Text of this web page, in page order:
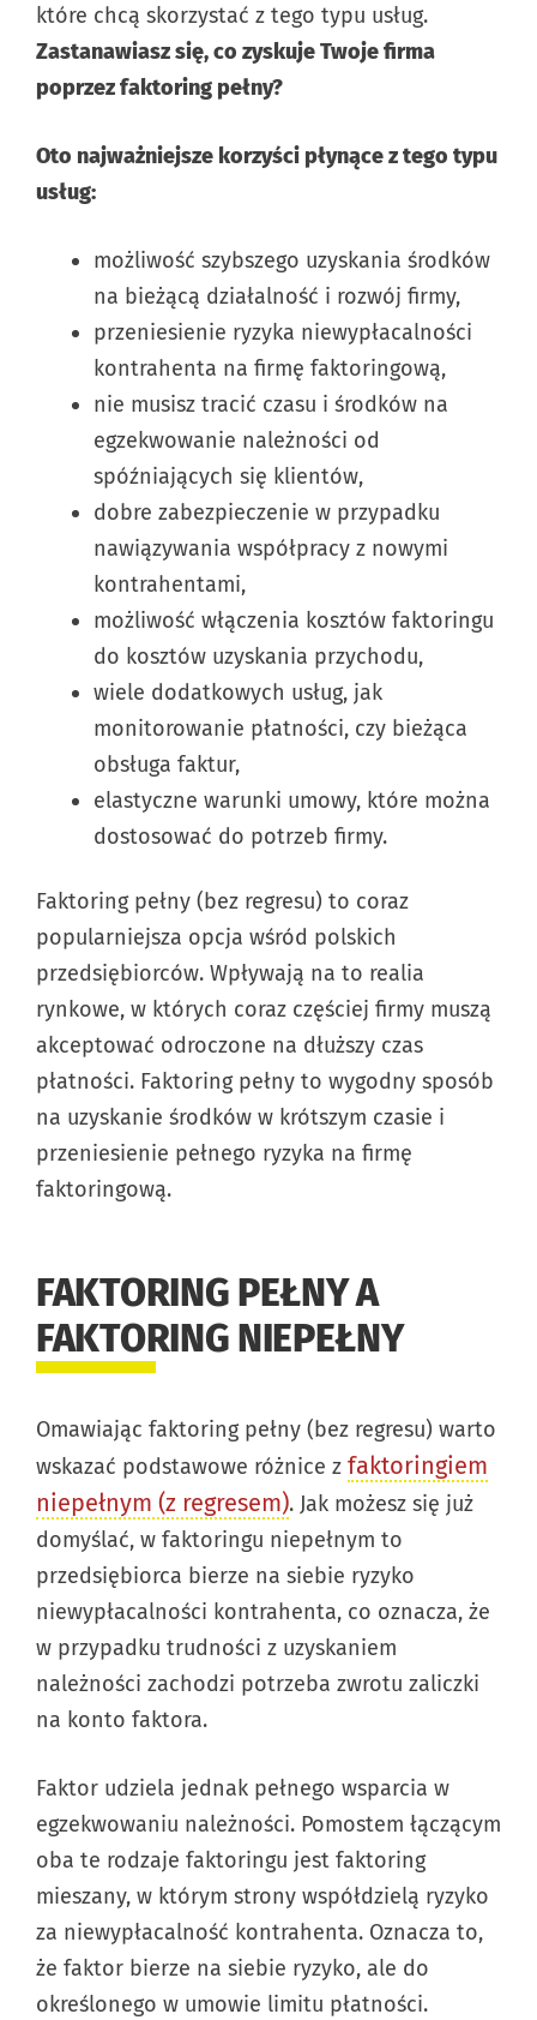
które chcą skorzystać z tego typu usług.
Zastanawiasz się, co zyskuje Twoje firma
poprzez faktoring pełny?
Oto najważniejsze korzyści płynące z tego typu
usług:
możliwość szybszego uzyskania środków
na bieżącą działalność i rozwój firmy,
przeniesienie ryzyka niewypłacalności
kontrahenta na firmę faktoringową,
nie musisz tracić czasu i środków na
egzekwowanie należności od
spóźniających się klientów,
dobre zabezpieczenie w przypadku
nawiązywania współpracy z nowymi
kontrahentami,
możliwość włączenia kosztów faktoringu
do kosztów uzyskania przychodu,
wiele dodatkowych usług, jak
monitorowanie płatności, czy bieżąca
obsługa faktur,
elastyczne warunki umowy, które można
dostosować do potrzeb firmy.
Faktoring pełny (bez regresu) to coraz
popularniejsza opcja wśród polskich
przedsiębiorców. Wpływają na to realia
rynkowe, w których coraz częściej firmy muszą
akceptować odroczone na dłuższy czas
płatności. Faktoring pełny to wygodny sposób
na uzyskanie środków w krótszym czasie i
przeniesienie pełnego ryzyka na firmę
faktoringową.
FAKTORING PEŁNY A
FAKTORING NIEPEŁNY
Omawiając faktoring pełny (bez regresu) warto
wskazać podstawowe różnice z faktoringiem
niepełnym (z regresem). Jak możesz się już
domyślać, w faktoringu niepełnym to
przedsiębiorca bierze na siebie ryzyko
niewypłacalności kontrahenta, co oznacza, że
w przypadku trudności z uzyskaniem
należności zachodzi potrzeba zwrotu zaliczki
na konto faktora.
Faktor udziela jednak pełnego wsparcia w
egzekwowaniu należności. Pomostem łączącym
oba te rodzaje faktoringu jest faktoring
mieszany, w którym strony współdzielą ryzyko
za niewypłacalność kontrahenta. Oznacza to,
że faktor bierze na siebie ryzyko, ale do
określonego w umowie limitu płatności.